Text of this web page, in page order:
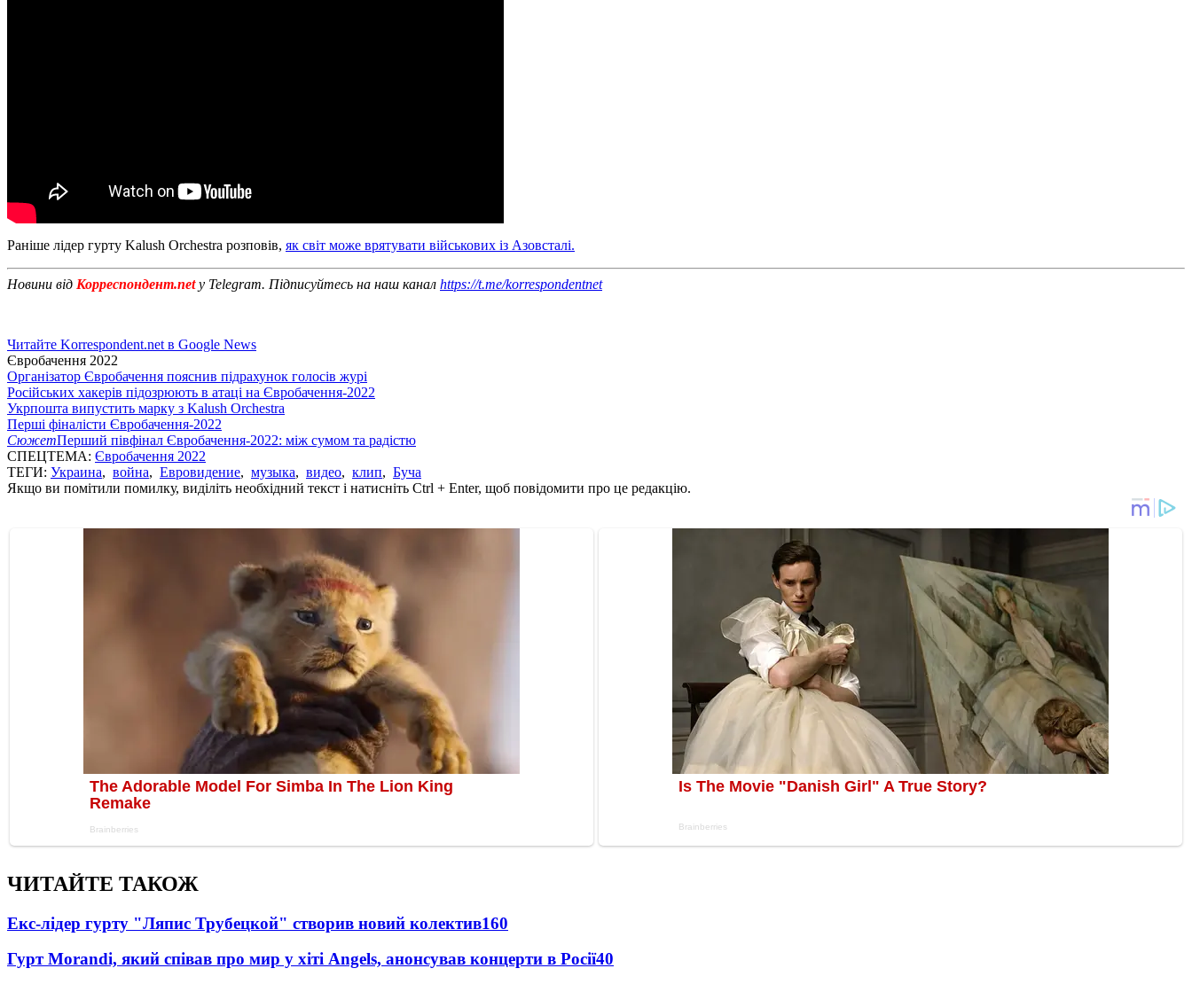
Раніше лідер гурту Kalush Orchestra розповів, як світ може врятувати військових із Азовсталі.
Новини від Корреспондент.netу Telegram. Підписуйтесь на наш канал https://t.me/korrespondentnet
Читайте Korrespondent.net в Google News
Євробачення 2022
Організатор Євробачення пояснив підрахунок голосів журі
Російських хакерів підозрюють в атаці на Євробачення-2022
Укрпошта випустить марку з Kalush Orchestra
Перші фіналісти Євробачення-2022
СюжетПерший півфінал Євробачення-2022: між сумом та радістю
СПЕЦТЕМА: Євробачення 2022
ТЕГИ: Украина, война, Евровидение, музыка, видео, клип, Буча
Якщо ви помітили помилку, виділіть необхідний текст і натисніть Ctrl + Enter, щоб повідомити про це редакцію.
ЧИТАЙТЕ ТАКОЖ
Екс-лідер гурту "Ляпис Трубецкой" створив новий колектив160
Гурт Morandi, який співав про мир у хіті Angels, анонсував концерти в Росії40